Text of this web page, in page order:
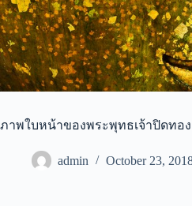
ภาพใบหน้าของพระพุทธเจ้าปิดทอง
admin October 23,